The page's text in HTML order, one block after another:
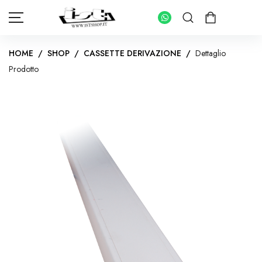
PANNELLI FOTOVOLTAICI
KIT INVERTER CON ACCUMULO
IMPIANTI FOTOVOLTAICI PER ABITAZIONI
INVERTER IMPIANTI CONNESSI IN RETE
KIT FOTOVOLTAICI PER IMPIANTI AD ISOLA
INVERTER IMPIANTI AD ISOLA
BATTERIE DI ACCUMULO
HOME / SHOP / CASSETTE DERIVAZIONE / Dettaglio
Prodotto